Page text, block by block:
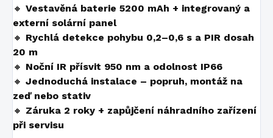
🔸 Vestavěná baterie 5200 mAh + integrovaný a
externí solární panel
🔸 Rychlá detekce pohybu 0,2–0,6 s a PIR dosah
20 m
🔸 Noční IR přísvit 950 nm a odolnost IP66
🔸 Jednoduchá instalace – popruh, montáž na
zeď nebo stativ
🔸 Záruka 2 roky + zapůjčení náhradního zařízení
při servisu